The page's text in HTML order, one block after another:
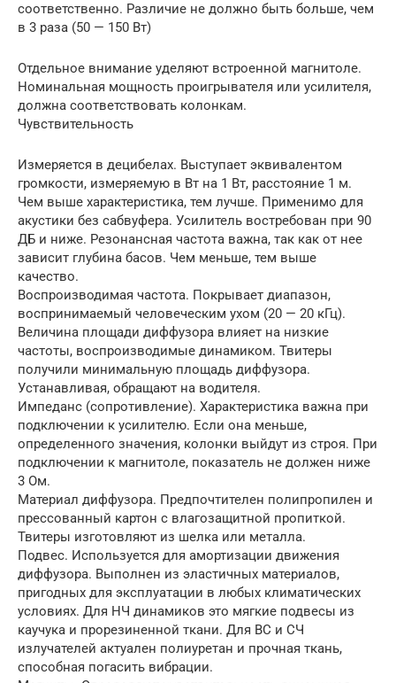
соответственно. Различие не должно быть больше, чем
в 3 раза (50 — 150 Вт)
Отдельное внимание уделяют встроенной магнитоле.
Номинальная мощность проигрывателя или усилителя,
должна соответствовать колонкам.
Чувствительность
Измеряется в децибелах. Выступает эквивалентом
громкости, измеряемую в Вт на 1 Вт, расстояние 1 м.
Чем выше характеристика, тем лучше. Применимо для
акустики без сабвуфера. Усилитель востребован при 90
ДБ и ниже. Резонансная частота важна, так как от нее
зависит глубина басов. Чем меньше, тем выше
качество.
Воспроизводимая частота. Покрывает диапазон,
воспринимаемый человеческим ухом (20 — 20 кГц).
Величина площади диффузора влияет на низкие
частоты, воспроизводимые динамиком. Твитеры
получили минимальную площадь диффузора.
Устанавливая, обращают на водителя.
Импеданс (сопротивление). Характеристика важна при
подключении к усилителю. Если она меньше,
определенного значения, колонки выйдут из строя. При
подключении к магнитоле, показатель не должен ниже
3 Ом.
Материал диффузора. Предпочтителен полипропилен и
прессованный картон с влагозащитной пропиткой.
Твитеры изготовляют из шелка или металла.
Подвес. Используется для амортизации движения
диффузора. Выполнен из эластичных материалов,
пригодных для эксплуатации в любых климатических
условиях. Для НЧ динамиков это мягкие подвесы из
каучука и прорезиненной ткани. Для ВС и СЧ
излучателей актуален полиуретан и прочная ткань,
способная погасить вибрации.